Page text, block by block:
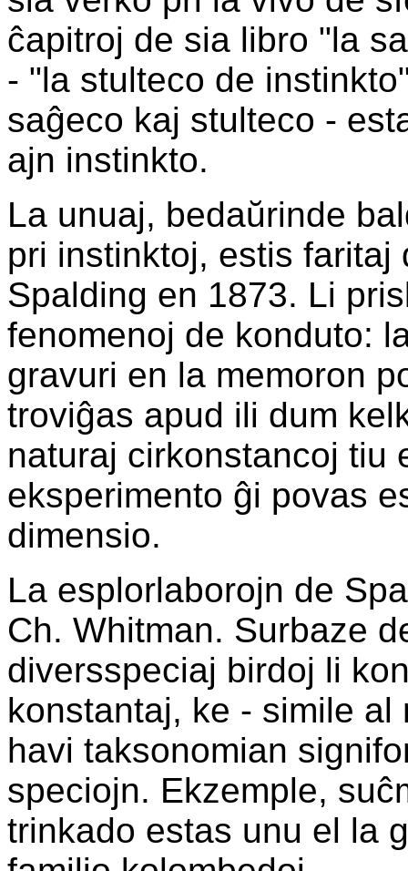
ĉapitroj de sia libro "la
- "la stulteco de
saĝeco kaj stulteco -
ajn instinkto.
La unuaj, bedaŭrinde
pri instinktoj, estis faritaj
Spalding en 1873. Li
fenomenoj de konduto:
gravuri en la memoron
troviĝas apud ili dum
naturaj cirkonstancoj tiu
eksperimento ĝi povas
dimensio.
La esplorlaborojn de
Ch. Whitman. Surbaze
diversspeciaj birdoj li
konstantaj, ke - simile
havi taksonomian
speciojn. Ekzemple,
trinkado estas unu el la